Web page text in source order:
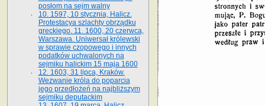
posłom na sejm walny
10. 1597, 10 stycznia, Halicz.
Protestacya szlachty obrządku
greckiego. 11. 1600, 20 czerwca,
Warszawa. Uniwersał królewski
w sprawie czopowego i innych
podatków uchwalonych na
sejmiku halickim 15 maja 1600
12. 1603, 31 lipca, Kraków.
Wezwanie króla do poparcia
jego przedłożeń na najbliższym
sejmiku deputackim